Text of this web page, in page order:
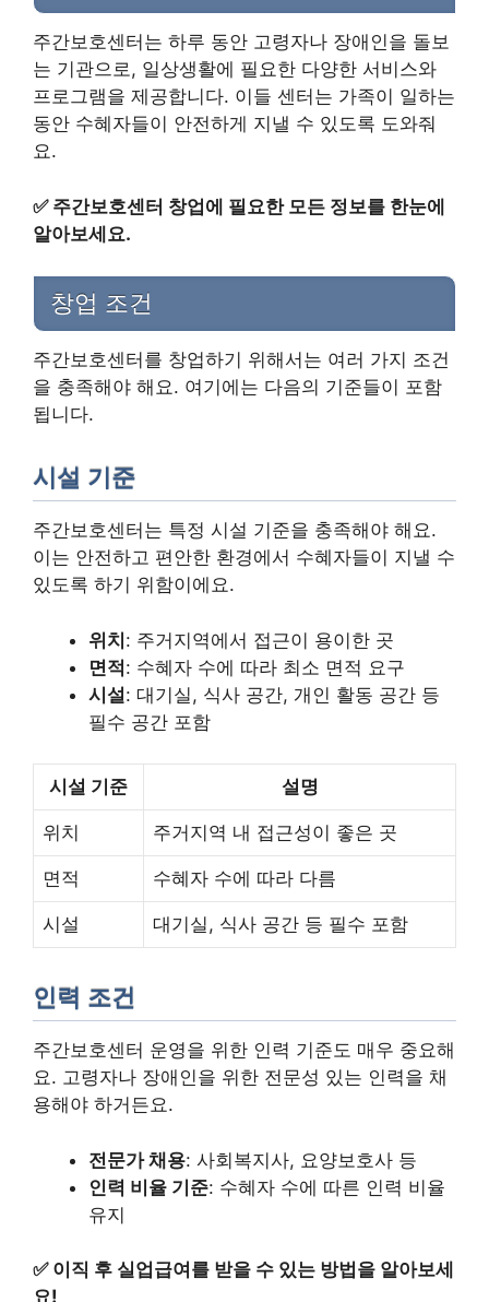
주간보호센터는 하루 동안 고령자나 장애인을 돌보
는 기관으로, 일상생활에 필요한 다양한 서비스와
프로그램을 제공합니다. 이들 센터는 가족이 일하는
동안 수혜자들이 안전하게 지낼 수 있도록 도와줘
요.
✅ 주간보호센터 창업에 필요한 모든 정보를 한눈에
알아보세요.
창업 조건
주간보호센터를 창업하기 위해서는 여러 가지 조건
을 충족해야 해요. 여기에는 다음의 기준들이 포함
됩니다.
시설 기준
주간보호센터는 특정 시설 기준을 충족해야 해요.
이는 안전하고 편안한 환경에서 수혜자들이 지낼 수
있도록 하기 위함이에요.
위치: 주거지역에서 접근이 용이한 곳
면적: 수혜자 수에 따라 최소 면적 요구
시설: 대기실, 식사 공간, 개인 활동 공간 등
필수 공간 포함
시설 기준 설명
위치 주거지역 내 접근성이 좋은 곳
면적 수혜자 수에 따라 다름
시설 대기실, 식사 공간 등 필수 포함
인력 조건
주간보호센터 운영을 위한 인력 기준도 매우 중요해
요. 고령자나 장애인을 위한 전문성 있는 인력을 채
용해야 하거든요.
전문가 채용: 사회복지사, 요양보호사 등
인력 비율 기준: 수혜자 수에 따른 인력 비율
유지
✅ 이직 후 실업급여를 받을 수 있는 방법을 알아보세
요!